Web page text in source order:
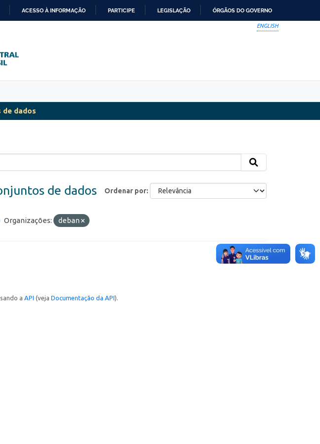
ACESSO À INFORMAÇÃO PARTICIPE LEGISLAÇÃO ÓRGÃOS DO GOVERNO
ENGLISH
de dados
Ordenar por
de dados
Organizações: deban
a API (veja Documentação da API).